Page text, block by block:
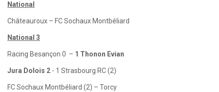
National
Châteauroux – FC Sochaux Montbéliard
National 3
Racing Besançon 0 – 1 Thonon Evian
Jura Dolois 2 - 1 Strasbourg RC (2)
FC Sochaux Montbéliard (2) – Torcy